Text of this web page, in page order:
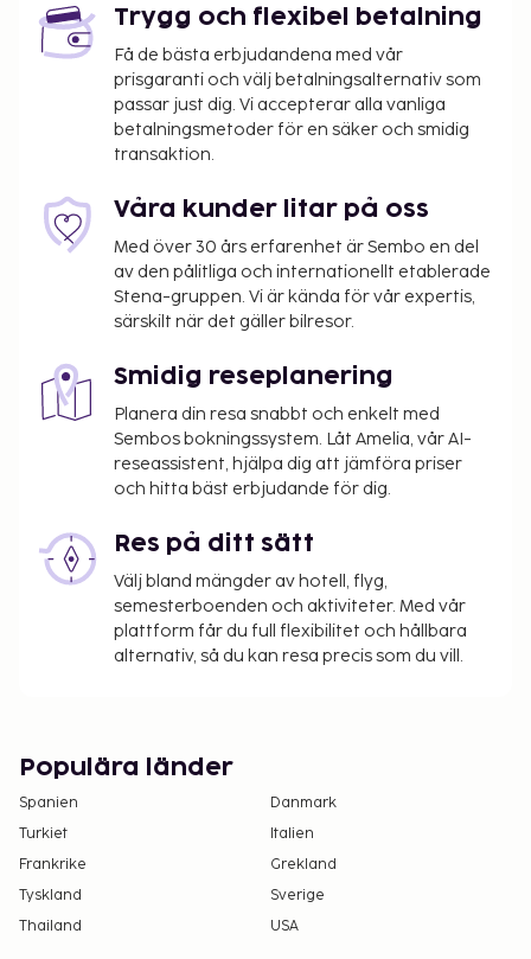
Trygg och flexibel betalning
Få de bästa erbjudandena med vår
prisgaranti och välj betalningsalternativ som
passar just dig. Vi accepterar alla vanliga
betalningsmetoder för en säker och smidig
transaktion.
Våra kunder litar på oss
Med över 30 års erfarenhet är Sembo en del
av den pålitliga och internationellt etablerade
Stena-gruppen. Vi är kända för vår expertis,
särskilt när det gäller bilresor.
Smidig reseplanering
Planera din resa snabbt och enkelt med
Sembos bokningssystem. Låt Amelia, vår AI-
reseassistent, hjälpa dig att jämföra priser
och hitta bäst erbjudande för dig.
Res på ditt sätt
Välj bland mängder av hotell, flyg,
semesterboenden och aktiviteter. Med vår
plattform får du full flexibilitet och hållbara
alternativ, så du kan resa precis som du vill.
Populära länder
Spanien
Danmark
Turkiet
Italien
Frankrike
Grekland
Tyskland
Sverige
Thailand
USA